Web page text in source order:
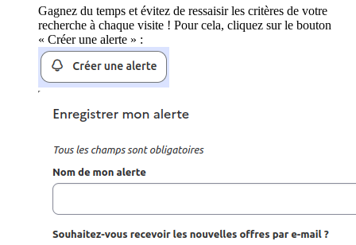
Gagnez du temps et évitez de ressaisir les critères de votre
recherche à chaque visite ! Pour cela, cliquez sur le bouton
« Créer une alerte » :